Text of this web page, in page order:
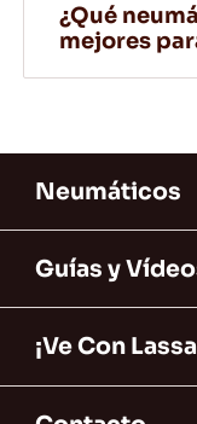
¿Qué
mejores
Neumáticos
Guías y
¡Ve Con